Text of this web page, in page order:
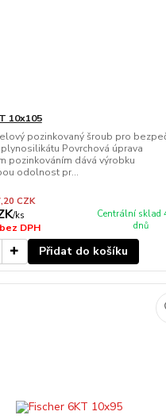
10x105
pozinkovaný šroub pro
Povrchová úprava
pozinkováním dává výrobku
odolnost pr...
CZK
/ks
bez DPH
Centrální sklad
dnů
Přidat do košíku